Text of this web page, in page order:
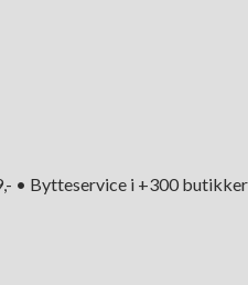
• Bytteservice i +300